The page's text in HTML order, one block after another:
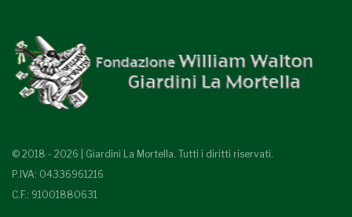
© 2018 - 2026 | Giardini La Mortella. Tutti i diritti riservati.
P.IVA: 04336961216
C.F.: 91001880631